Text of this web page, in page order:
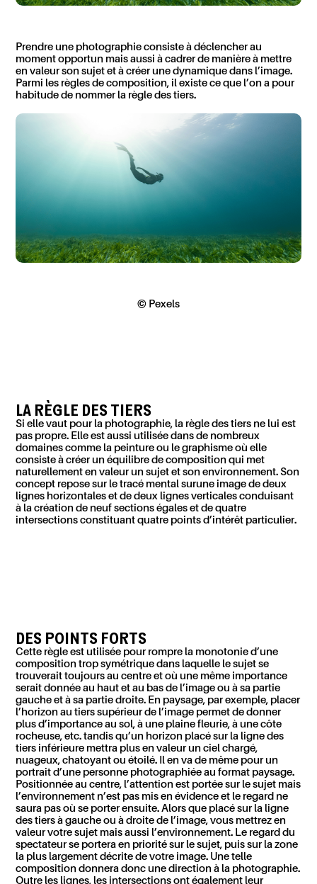
Prendre une photographie consiste à déclencher au
moment opportun mais aussi à cadrer de manière à mettre
en valeur son sujet et à créer une dynamique dans l’image.
Parmi les règles de composition, il existe ce que l’on a pour
habitude de nommer la règle des tiers.
© Pexels
LA RÈGLE DES TIERS
Si elle vaut pour la photographie, la règle des tiers ne lui est
pas propre. Elle est aussi utilisée dans de nombreux
domaines comme la peinture ou le graphisme où elle
consiste à créer un équilibre de composition qui met
naturellement en valeur un sujet et son environnement. Son
concept repose sur le tracé mentalsurune image de deux
lignes horizontales etdedeux lignes verticales conduisant
à la création de neuf sections égales et de quatre
intersections constituant quatre points d’intérêt particulier.
DES POINTS FORTS
Cette règle est utilisée pour rompre la monotonie d’une
composition trop symétrique dans laquelle le sujet se
trouverait toujours au centre et où une même importance
serait donnée au haut et au bas de l’image ou à sa partie
gauche et à sa partie droite. En paysage, par exemple, placer
l’horizon au tiers supérieur de l’image permet de donner
plus d’importance au sol, à une plaine fleurie, à une côte
rocheuse, etc. tandis qu’un horizon placé sur la ligne des
tiers inférieure mettra plus envaleurun ciel chargé,
nuageux, chatoyant ou étoilé. Il en va de même pour un
portrait d’une personne photographiée au format paysage.
Positionnée au centre, l’attention est portée sur le sujet mais
l’environnement n’est pas mis en évidence et le regard ne
saura pas où se porter ensuite. Alors que placé sur la ligne
des tiers à gauche ou à droite de l’image, vous mettrez en
valeur votre sujet mais aussi l’environnement. Le regard du
spectateur se portera en priorité sur le sujet, puis sur la zone
la plus largement décrite de votre image. Une telle
composition donnera donc une direction à la photographie.
Outre les lignes, les intersections ont également leur